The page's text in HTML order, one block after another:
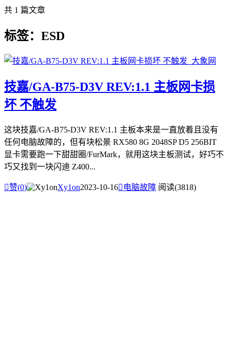
共 1 篇文章
标签：ESD
技嘉/GA-B75-D3V REV:1.1 主板网卡损
坏 不触发
这块技嘉/GA-B75-D3V REV:1.1 主板本来是一直放着且没有
任何电脑故障的，但有块松景 RX580 8G 2048SP D5 256BIT
显卡需要跑一下甜甜圈/FurMark，就用这块主板测试，好巧不
巧又找到一块闪迪 Z400...
赞(0) Xy1on2023-10-16 电脑故障 阅读(3818)